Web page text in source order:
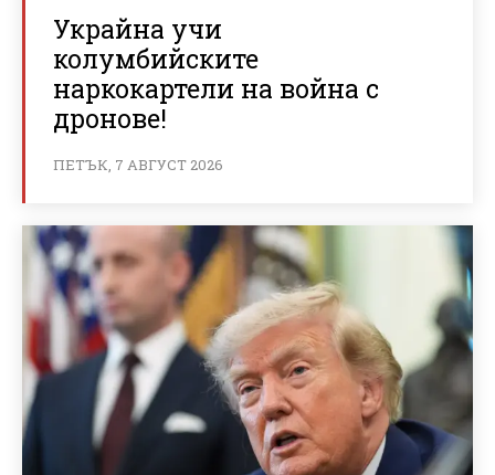
Украйна учи
колумбийските
наркокартели на война с
дронове!
ПЕТЪК, 7 АВГУСТ 2026